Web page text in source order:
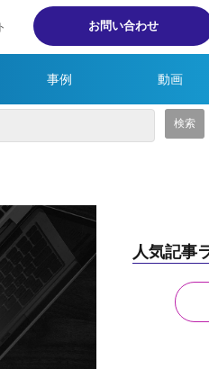
お問い合わせ
事例 動画
人気記事